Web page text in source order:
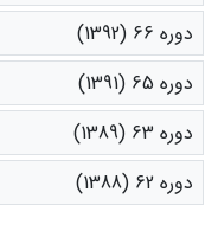
دوره 66 (1392)
دوره 65 (1391)
دوره 63 (1389)
دوره 62 (1388)